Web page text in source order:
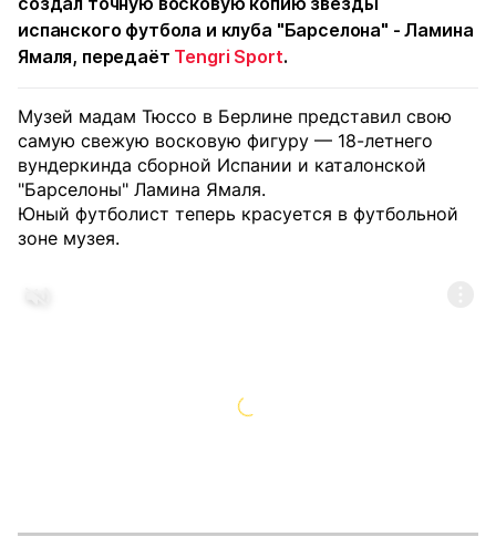
испанского футбола и клуба "Барселона" - Ламина
Ямаля, передаёт Tengri Sport.
Музей мадам Тюссо в Берлине представил свою
самую свежую восковую фигуру — 18-летнего
вундеркинда сборной Испании и каталонской
"Барселоны" Ламина Ямаля.
Юный футболист теперь красуется в футбольной
зоне музея.